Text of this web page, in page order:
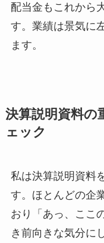
配当金もこれから
す。業績は景気に
ます。
決算説明資料の
ェック
私は決算説明資料
す。ほとんどの企
おり「あっ、ここ
き前向きな気分に